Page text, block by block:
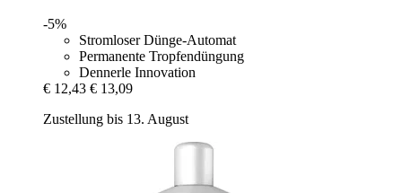
-5%
Stromloser Dünge-Automat
Permanente Tropfendüngung
Dennerle Innovation
€ 12,43 € 13,09
Zustellung bis 13. August